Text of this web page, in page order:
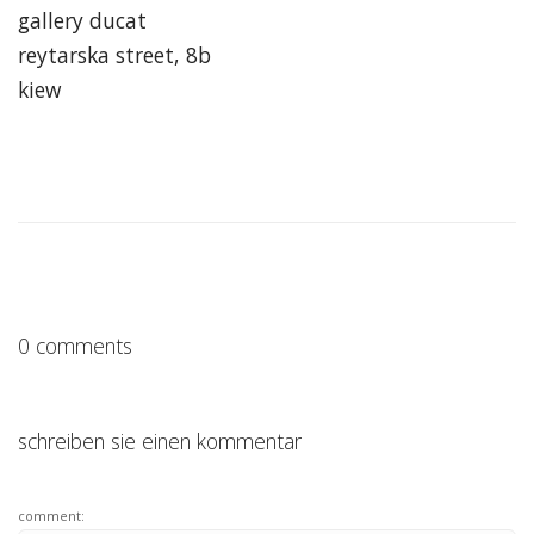
gallery ducat
reytarska street, 8b
kiew
0 comments
schreiben sie einen kommentar
comment: